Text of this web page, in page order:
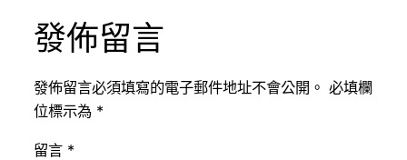
發佈留言
發佈留言必須填寫的電子郵件地址不會公開。 必填欄
位標示為 *
留言 *